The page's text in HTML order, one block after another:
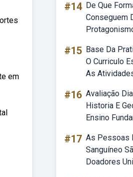
em
#14 De Que
Conseguem
#15 Base Da
O Curriculo
As
#16 Avaliação
Historia E
Ensino
#17 As Pessoas
Sanguíneo
Doadores